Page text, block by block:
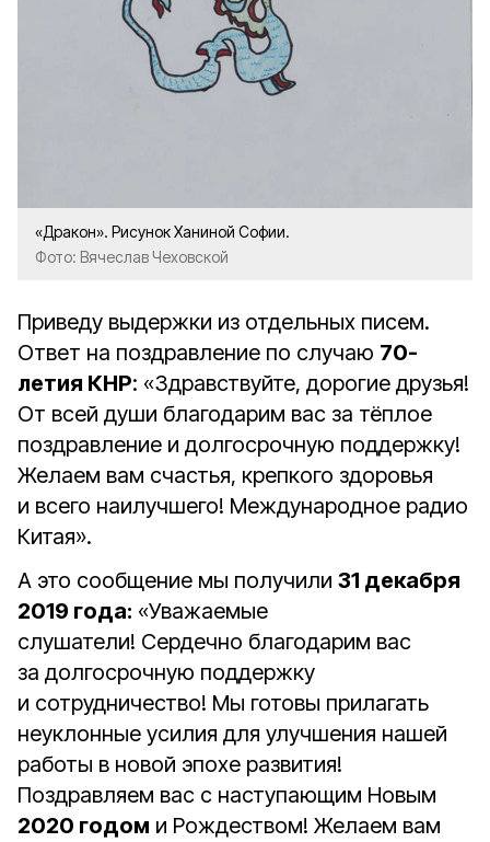
«Дракон». Рисунок Ханиной Софии.
Фото: Вячеслав Чеховской
Приведу выдержки из отдельных писем.
Ответ на поздравление по случаю 70-
летия КНР: «Здравствуйте, дорогие друзья!
От всей души благодарим вас за тёплое
поздравление и долгосрочную поддержку!
Желаем вам счастья, крепкого здоровья
и всего наилучшего! Международное радио
Китая».
А это сообщение мы получили 31 декабря
2019 года: «Уважаемые
слушатели! Сердечно благодарим вас
за долгосрочную поддержку
и сотрудничество! Мы готовы прилагать
неуклонные усилия для улучшения нашей
работы в новой эпохе развития!
Поздравляем вас с наступающим Новым
2020 годом и Рождеством! Желаем вам